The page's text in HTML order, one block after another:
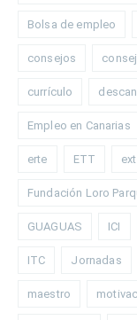
Bolsa de empleo
consejos
currículo
Empleo en Canarias
erte ETT
Fundación Loro
GUAGUAS ICI
ITC Jornadas
maestro